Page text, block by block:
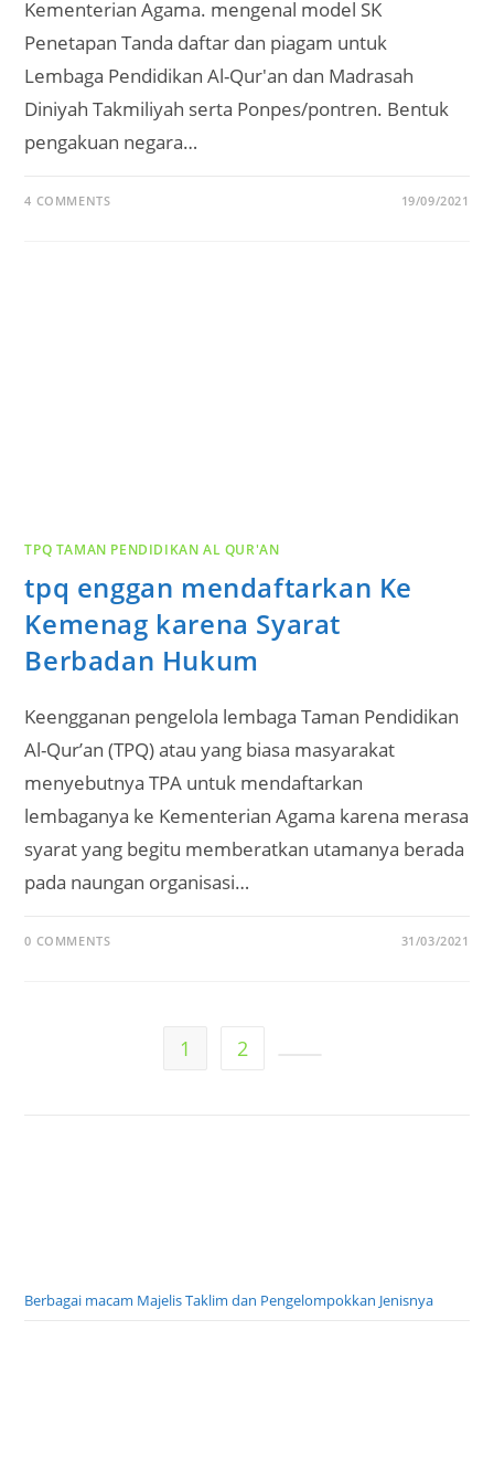
Kementerian Agama. mengenal model SK
Penetapan Tanda daftar dan piagam untuk
Lembaga Pendidikan Al-Qur'an dan Madrasah
Diniyah Takmiliyah serta Ponpes/pontren. Bentuk
pengakuan negara…
4 COMMENTS 19/09/2021
TPQ TAMAN PENDIDIKAN AL QUR'AN
tpq enggan mendaftarkan Ke
Kemenag karena Syarat
Berbadan Hukum
Keengganan pengelola lembaga Taman Pendidikan
Al-Qur’an (TPQ) atau yang biasa masyarakat
menyebutnya TPA untuk mendaftarkan
lembaganya ke Kementerian Agama karena merasa
syarat yang begitu memberatkan utamanya berada
pada naungan organisasi…
0 COMMENTS 31/03/2021
1 2
Berbagai macam Majelis Taklim dan Pengelompokkan Jenisnya